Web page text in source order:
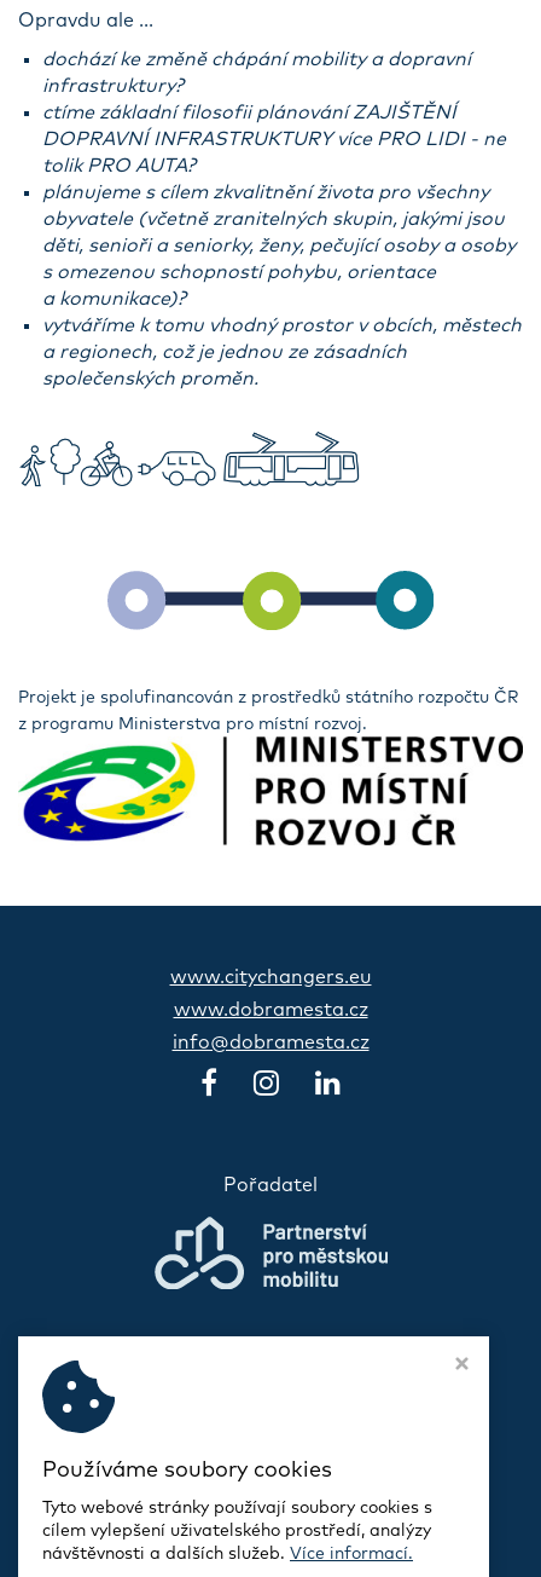
Opravdu ale ...
dochází ke změně chápání mobility a dopravní
infrastruktury?
ctíme základní filosofii plánování ZAJIŠTĚNÍ
DOPRAVNÍ INFRASTRUKTURY více PRO LIDI - ne
tolik PRO AUTA?
plánujeme s cílem zkvalitnění života pro všechny
obyvatele (včetně zranitelných skupin, jakými jsou
děti, senioři a seniorky, ženy, pečující osoby a osoby
s omezenou schopností pohybu, orientace
a komunikace)?
vytváříme k tomu vhodný prostor v obcích, městech
a regionech, což je jednou ze zásadních
společenských proměn.
Projekt je spolufinancován z prostředků státního rozpočtu ČR
z programu Ministerstva pro místní rozvoj.
www.citychangers.eu
www.dobramesta.cz
info@dobramesta.cz
Pořadatel
Používáme soubory cookies
Tyto webové stránky používají soubory cookies s
cílem vylepšení uživatelského prostředí, analýzy
návštěvnosti a dalších služeb. Více informací.